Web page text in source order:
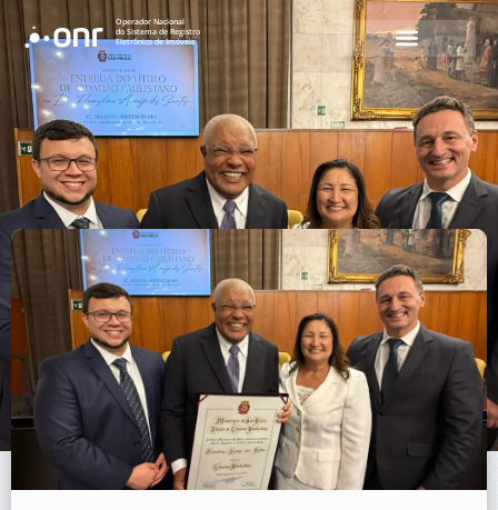
Operador Nacional
do Sistema de Registro
Eletrônico de Imóveis